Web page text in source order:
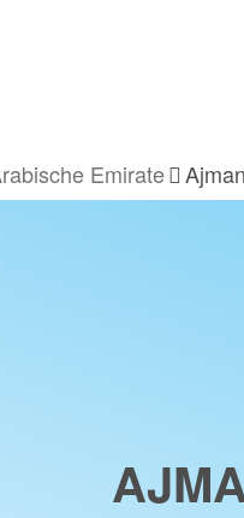
Emirate Ajman